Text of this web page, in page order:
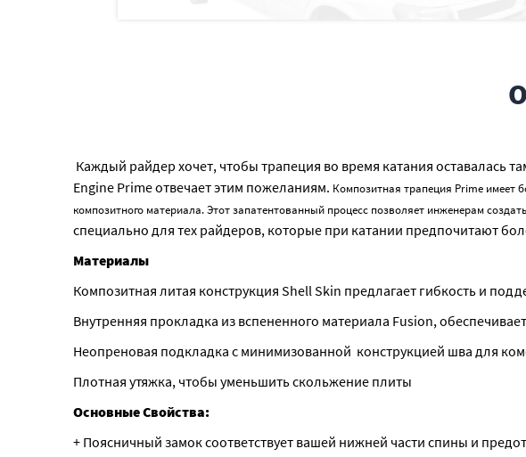
Каждый райдер хочет, чтобы трапеция во время катания оставалась
Engine Prime отвечает этим пожеланиям. Композитная трапеция Prime имеет
композитного материала.Этот запатентованный процесс позволяет инженерам
специально для тех райдеров, которые при катании предпочитают
Материалы
Композитная литая конструкция Shell Skin предлагает гибкость и
Внутренняя прокладка из вспененного материала Fusion,
Неопреновая подкладка с минимизованной конструкцией шва для
Плотная утяжка, чтобы уменьшить скольжение плиты
Основные Свойства:
+ Поясничный замок соответствует вашей нижней части спины и